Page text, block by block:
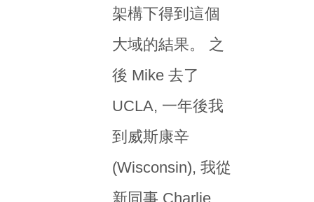
架構下得到這個
大域的結果。 之
後 Mike 去了
UCLA, 一年後我
到威斯康辛
(Wisconsin), 我從
新同事 Charlie